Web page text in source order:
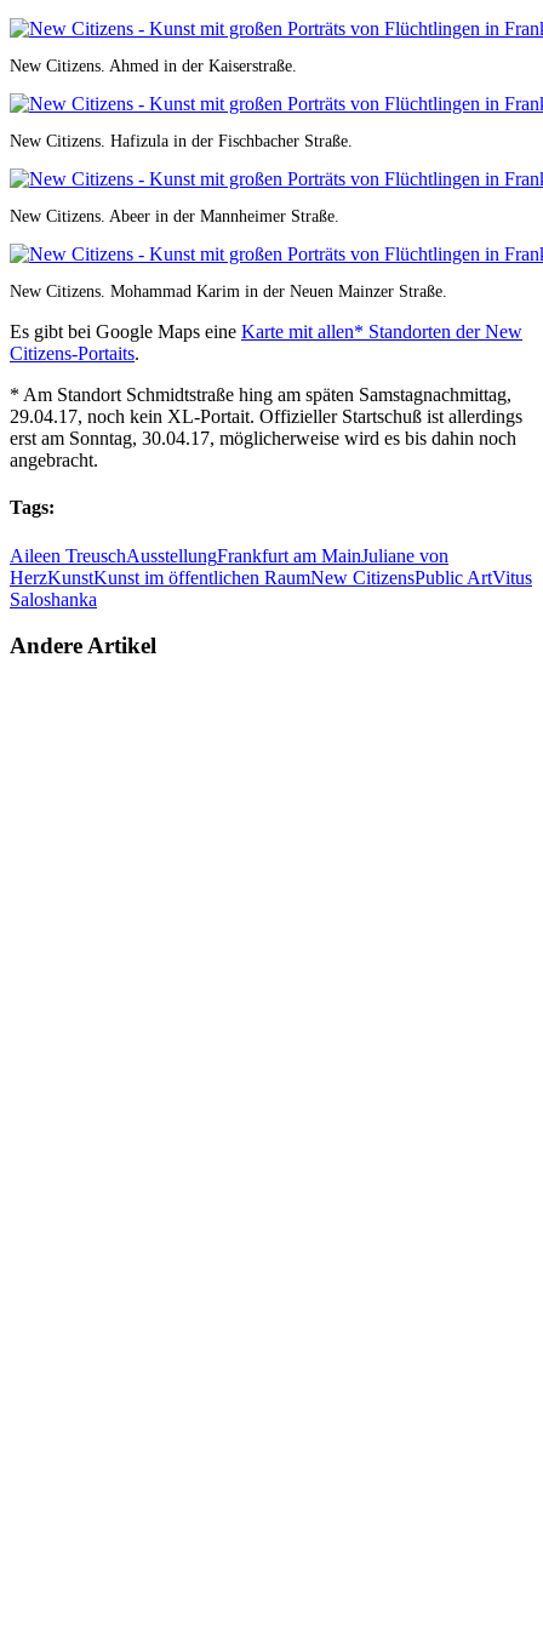
New Citizens. Ahmed in der Kaiserstraße.
New Citizens. Hafizula in der Fischbacher Straße.
New Citizens. Abeer in der Mannheimer Straße.
New Citizens. Mohammad Karim in der Neuen Mainzer Straße.
Es gibt bei Google Maps eine Karte mit allen* Standorten der New
Citizens-Portaits.
* Am Standort Schmidtstraße hing am späten Samstagnachmittag,
29.04.17, noch kein XL-Portait. Offizieller Startschuß ist allerdings
erst am Sonntag, 30.04.17, möglicherweise wird es bis dahin noch
angebracht.
Tags:
Aileen TreuschAusstellungFrankfurt am MainJuliane von
HerzKunstKunst im öffentlichen RaumNew CitizensPublic ArtVitus
Saloshanka
Andere Artikel